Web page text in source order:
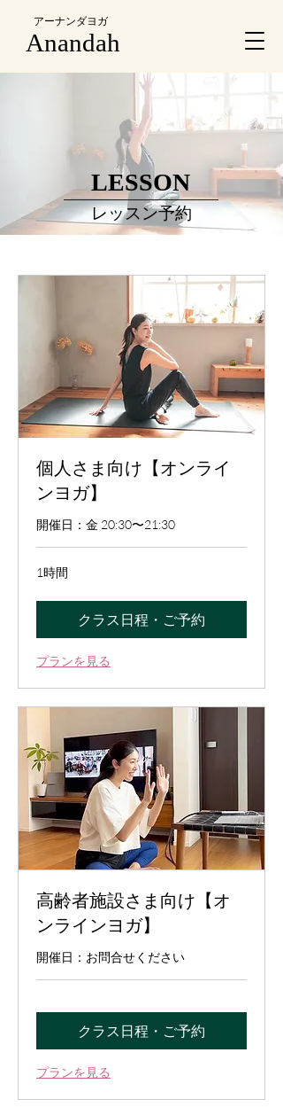
Anandah
アーナンダヨガ
​LESSON
レッスン予約
個人さま向け【オンライ
ンヨガ】
開催日：金 20:30〜21:30
1時間
クラス日程・ご予約
プランを見る
高齢者施設さま向け【オ
ンラインヨガ】
開催日：お問合せください
クラス日程・ご予約
プランを見る